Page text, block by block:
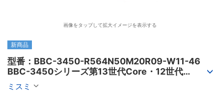
画像をタップして拡大イメージを表示する
新商品
型番：BBC-3450-R564N50M20R09-W11-46
BBC-3450シリーズ第13世代Core・12世代
Celeron対応フロアマウント4PCIe
ミスミ